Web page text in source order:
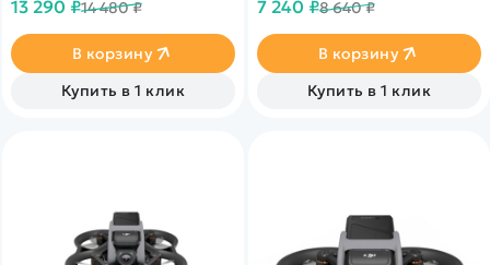
посадка
13 290 ₽14 480 ₽
В корзину
Купить в 1 клик
полет по траектории,
автовозврат.
7 240 ₽8 640 ₽
В корзину
Купить в 1 клик